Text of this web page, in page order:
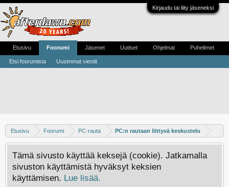
Kirjaudu tai liity jäseneksi
Etusivu Foorumi PC-rauta PC:n rautaan liittyvä keskustelu
Tämä sivusto käyttää keksejä (cookie). Jatkamalla
sivuston käyttämistä hyväksyt keksien
käyttämisen. Lue lisää.
Etusivu Foorumi
Etsi foorumista Uusimmat viestit
Jäsenet Uutiset Ohjelmat Puhelimet